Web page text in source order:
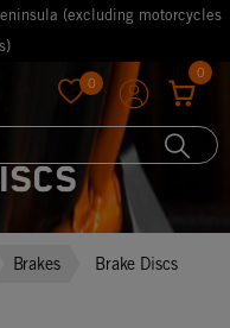
(excluding motorcycles
0
0
Brakes Brake Discs